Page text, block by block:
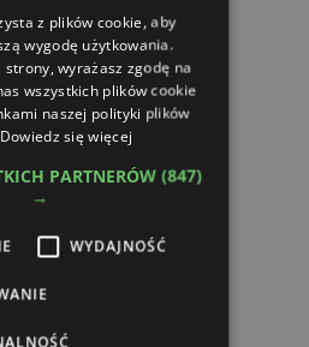
z plików cookie, aby
wygodę użytkowania.
strony, wyrażasz zgodę na
wszystkich plików cookie
naszej polityki plików
Dowiedz się więcej
PARTNERÓW(847)
→
WYDAJNOŚĆ